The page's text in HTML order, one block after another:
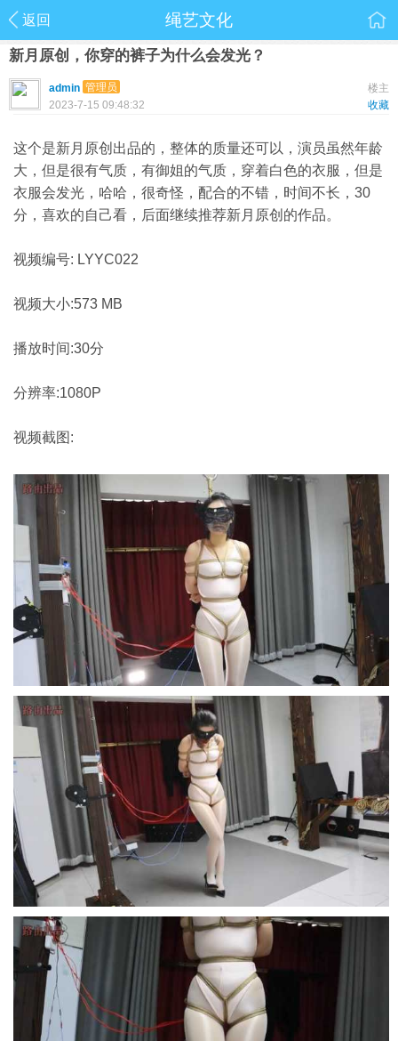
返回 绳艺文化
新月原创，你穿的裤子为什么会发光？
楼主
admin 管理员
收藏
2023-7-15 09:48:32
这个是新月原创出品的，整体的质量还可以，演员虽然年龄
大，但是很有气质，有御姐的气质，穿着白色的衣服，但是
衣服会发光，哈哈，很奇怪，配合的不错，时间不长，30
分，喜欢的自己看，后面继续推荐新月原创的作品。
视频编号: LYYC022
视频大小:573 MB
播放时间:30分
分辨率:1080P
视频截图: